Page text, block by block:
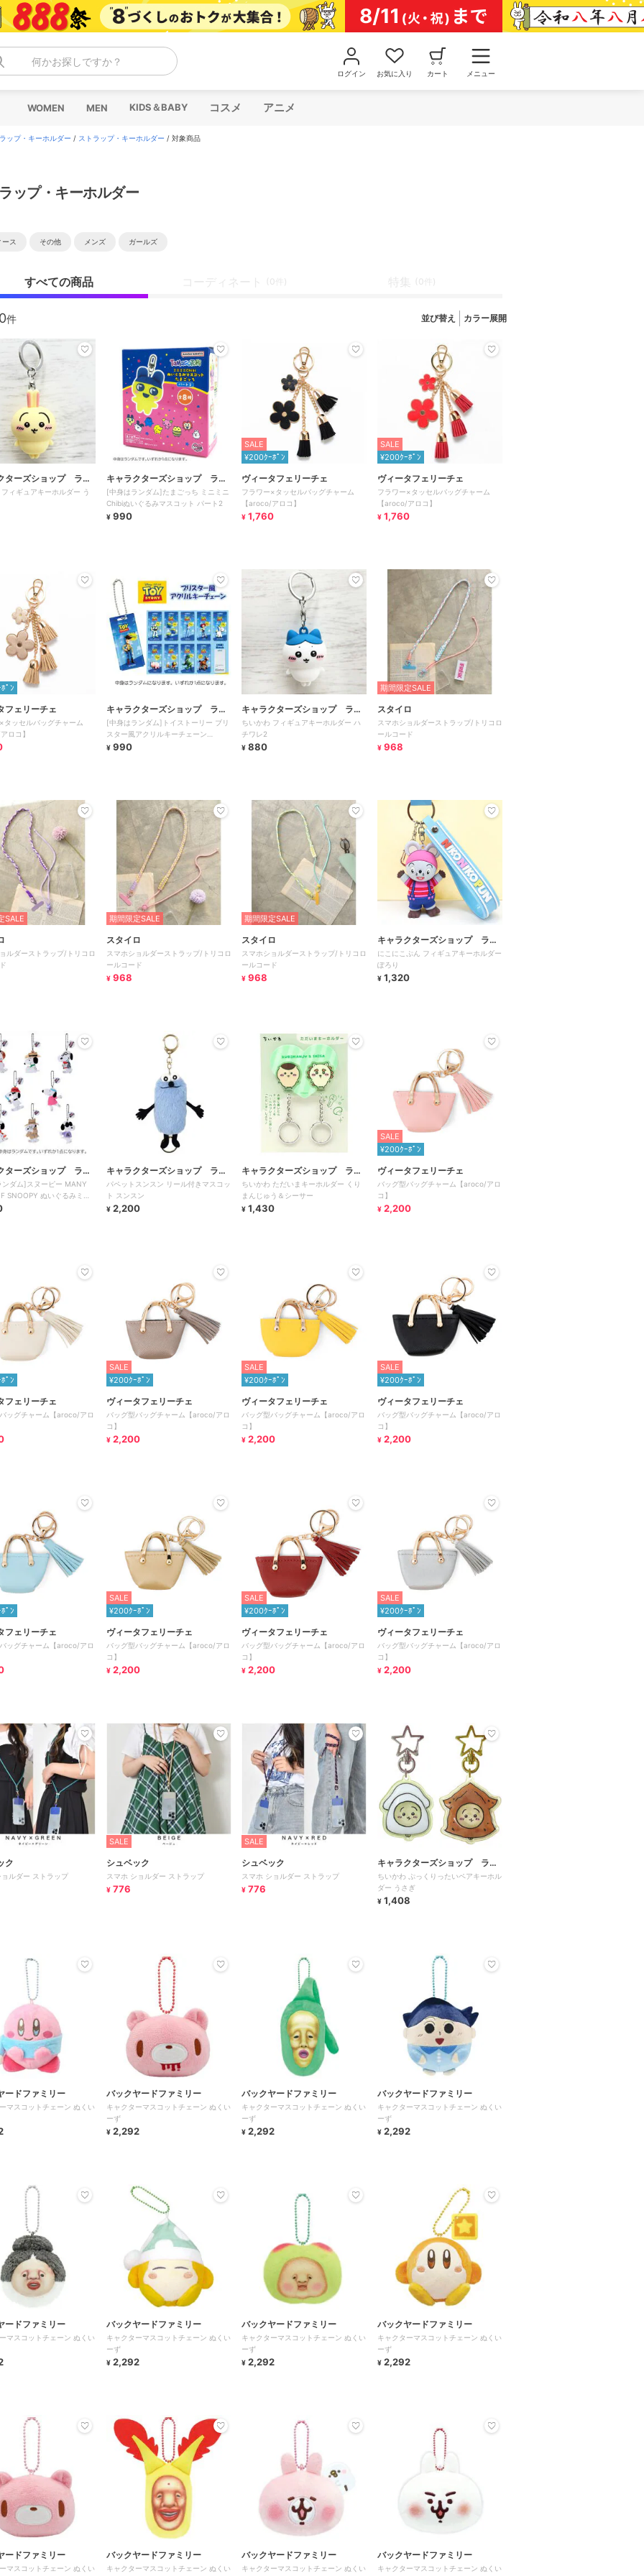
何かお探しですか？
ログイン お気に入り カート メニュー
WOMEN MEN KIDS＆BABY コスメ アニメ
ップ・キーホルダー / ストラップ・キーホルダー / 対象商品
ップ・キーホルダー
ス その他 メンズ ガールズ
すべての商品 コーディネート (0件) 特集 (0件)
並び替え カラー展開
ターズショップ ラフ
ィギュアキーホルダー う
キャラクターズショップ ラフ
ラフ
[中身はランダム]たまごっち ミニミニ
Chibiぬいぐるみマスコット パート2
¥ 990
SALE
¥200ｸｰﾎﾟﾝ
ヴィータフェリーチェ
フラワー×タッセルバッグチャーム
【aroco/アロコ】
¥ 1,760
SALE
¥200ｸｰﾎﾟﾝ
ヴィータフェリーチェ
フラワー×タッセルバッグチャーム
【aroco/アロコ】
¥ 1,760
ﾟﾝ
フェリーチェ
タッセルバッグチャーム
ロコ】
キャラクターズショップ ラフ
ラフ
[中身はランダム]トイストーリー ブリ
スター風アクリルキーチェーン
Blisterz
¥ 990
キャラクターズショップ ラフ
ラフ
ちいかわ フィギュアキーホルダー ハ
チワレ2
¥ 880
期間限定SALE
スタイロ
スマホショルダーストラップ/トリコロ
ールコード
¥ 968
SALE
ルダーストラップ/トリコロ
期間限定SALE
スタイロ
スマホショルダーストラップ/トリコロ
ールコード
¥ 968
期間限定SALE
スタイロ
スマホショルダーストラップ/トリコロ
ールコード
¥ 968
キャラクターズショップ ラフ
ラフ
にこにこぷん フィギュアキーホルダー
ぽろり
¥ 1,320
ターズショップ ラフ
ンダム]スヌーピー MANY
SNOOPY ぬいぐるみミニ
キャラクターズショップ ラフ
ラフ
パペットスンスン リール付きマスコッ
ト スンスン
¥ 2,200
キャラクターズショップ ラフ
ラフ
ちいかわ ただいまキーホルダー くり
まんじゅう＆シーサー
¥ 1,430
SALE
¥200ｸｰﾎﾟﾝ
ヴィータフェリーチェ
バッグ型バッグチャーム【aroco/アロ
コ】
¥ 2,200
ﾟﾝ
フェリーチェ
ッグチャーム【aroco/アロ
SALE
¥200ｸｰﾎﾟﾝ
ヴィータフェリーチェ
バッグ型バッグチャーム【aroco/アロ
コ】
¥ 2,200
SALE
¥200ｸｰﾎﾟﾝ
ヴィータフェリーチェ
バッグ型バッグチャーム【aroco/アロ
コ】
¥ 2,200
SALE
¥200ｸｰﾎﾟﾝ
ヴィータフェリーチェ
バッグ型バッグチャーム【aroco/アロ
コ】
¥ 2,200
ﾟﾝ
フェリーチェ
ッグチャーム【aroco/アロ
SALE
¥200ｸｰﾎﾟﾝ
ヴィータフェリーチェ
バッグ型バッグチャーム【aroco/アロ
コ】
¥ 2,200
SALE
¥200ｸｰﾎﾟﾝ
ヴィータフェリーチェ
バッグ型バッグチャーム【aroco/アロ
コ】
¥ 2,200
SALE
¥200ｸｰﾎﾟﾝ
ヴィータフェリーチェ
バッグ型バッグチャーム【aroco/アロ
コ】
¥ 2,200
ク
ルダー ストラップ
SALE
シュベック
スマホ ショルダー ストラップ
¥ 776
SALE
シュベック
スマホ ショルダー ストラップ
¥ 776
キャラクターズショップ ラフ
ラフ
ちいかわ ぷっくりったいペアキーホル
ダー うさぎ
¥ 1,408
ードファミリー
マスコットチェーン ぬくい
バックヤードファミリー
キャクターマスコットチェーン ぬくい
ーず
¥ 2,292
バックヤードファミリー
キャクターマスコットチェーン ぬくい
ーず
¥ 2,292
バックヤードファミリー
キャクターマスコットチェーン ぬくい
ーず
¥ 2,292
ードファミリー
マスコットチェーン ぬくい
バックヤードファミリー
キャクターマスコットチェーン ぬくい
ーず
¥ 2,292
バックヤードファミリー
キャクターマスコットチェーン ぬくい
ーず
¥ 2,292
バックヤードファミリー
キャクターマスコットチェーン ぬくい
ーず
¥ 2,292
ードファミリー
マスコットチェーン ぬくい
バックヤードファミリー
キャクターマスコットチェーン ぬくい
バックヤードファミリー
キャクターマスコットチェーン ぬくい
バックヤードファミリー
キャクターマスコットチェーン ぬくい